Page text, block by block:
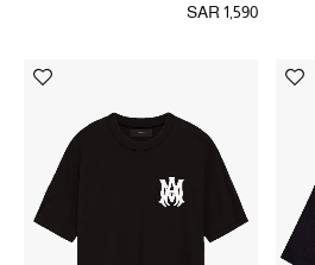
SAR 1,590